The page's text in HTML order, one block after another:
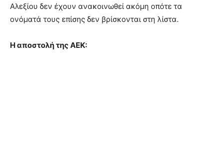
Αλεξίου δεν έχουν ανακοινωθεί ακόμη οπότε τα
ονόματά τους επίσης δεν βρίσκονται στη λίστα.
Η αποστολή της ΑΕΚ: